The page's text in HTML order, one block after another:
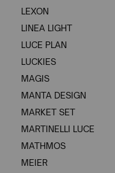
LEXON
LINEA LIGHT
LUCE PLAN
LUCKIES
MAGIS
MANTA DESIGN
MARKET SET
MARTINELLI LUCE
MATHMOS
MEIER